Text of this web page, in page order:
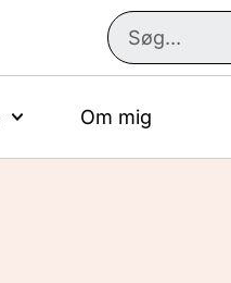
Om mig